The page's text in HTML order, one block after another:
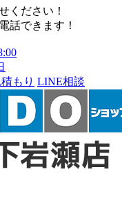
話できます！
もり LINE相談